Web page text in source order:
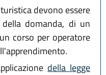
devono essere
domanda, di un
corso per operatore
della legge